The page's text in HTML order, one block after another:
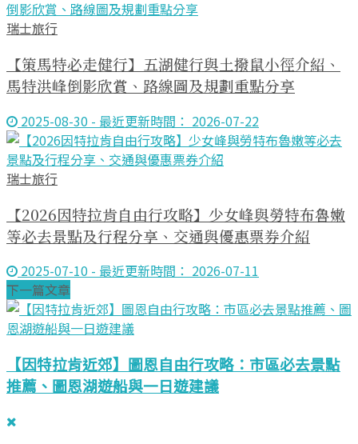
瑞士旅行
【策馬特必走健行】五湖健行與土撥鼠小徑介紹、
馬特洪峰倒影欣賞、路線圖及規劃重點分享
2025-08-30 - 最近更新時間： 2026-07-22
瑞士旅行
【2026因特拉肯自由行攻略】少女峰與勞特布魯嫩
等必去景點及行程分享、交通與優惠票券介紹
2025-07-10 - 最近更新時間： 2026-07-11
下一篇文章
【因特拉肯近郊】圖恩自由行攻略：市區必去景點
推薦、圖恩湖遊船與一日遊建議